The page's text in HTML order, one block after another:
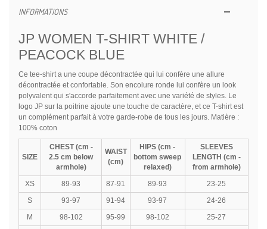
INFORMATIONS
JP WOMEN T-SHIRT WHITE /
PEACOCK BLUE
Ce tee-shirt a une coupe décontractée qui lui confère une allure
décontractée et confortable. Son encolure ronde lui confère un look
polyvalent qui s'accorde parfaitement avec une variété de styles. Le
logo JP sur la poitrine ajoute une touche de caractère, et ce T-shirt est
un complément parfait à votre garde-robe de tous les jours. Matière :
100% coton
SIZE
CHEST (cm -
2.5 cm below
armhole)
WAIST
(cm)
HIPS (cm -
bottom sweep
relaxed)
SLEEVES
LENGTH (cm -
from armhole)
XS
89-93 87-91 89-93
23-25
S
93-97 91-94 93-97
24-26
M
98-102 95-99 98-102 25-27